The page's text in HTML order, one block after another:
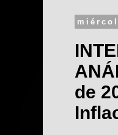
de